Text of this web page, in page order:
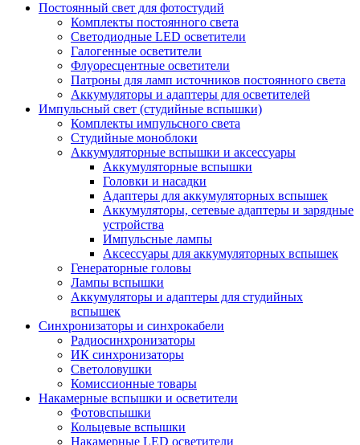
Постоянный свет для фотостудий
Комплекты постоянного света
Светодиодные LED осветители
Галогенные осветители
Флуоресцентные осветители
Патроны для ламп источников постоянного света
Аккумуляторы и адаптеры для осветителей
Импульсный свет (студийные вспышки)
Комплекты импульсного света
Студийные моноблоки
Аккумуляторные вспышки и аксессуары
Аккумуляторные вспышки
Головки и насадки
Адаптеры для аккумуляторных вспышек
Аккумуляторы, сетевые адаптеры и зарядные
устройства
Импульсные лампы
Аксессуары для аккумуляторных вспышек
Генераторные головы
Лампы вспышки
Аккумуляторы и адаптеры для студийных
вспышек
Синхронизаторы и синхрокабели
Радиосинхронизаторы
ИК синхронизаторы
Светоловушки
Комиссионные товары
Накамерные вспышки и осветители
Фотовспышки
Кольцевые вспышки
Накамерные LED осветители